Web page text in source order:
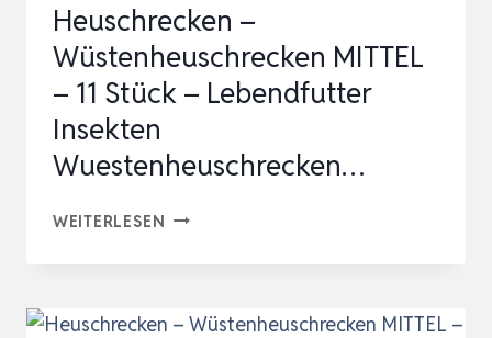
Heuschrecken –
Wüstenheuschrecken MITTEL
– 11 Stück – Lebendfutter
Insekten
Wuestenheuschrecken…
WEITERLESEN HEUSCHRECKEN
MITTEL